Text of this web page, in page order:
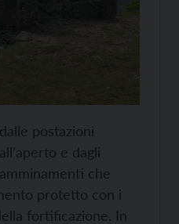
postazioni
e dagli
che
protetto con i
fortificazione. In